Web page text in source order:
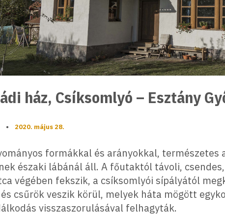
ház, Csíksomlyó – Esztány
• 2020. május 28.
formákkal és arányokkal, természetes
északi lábánál áll. A főutaktól távoli,
végében fekszik, a csíksomlyói sípályától
csűrök veszik körül, melyek háta mögött
visszaszorulásával felhagyták.